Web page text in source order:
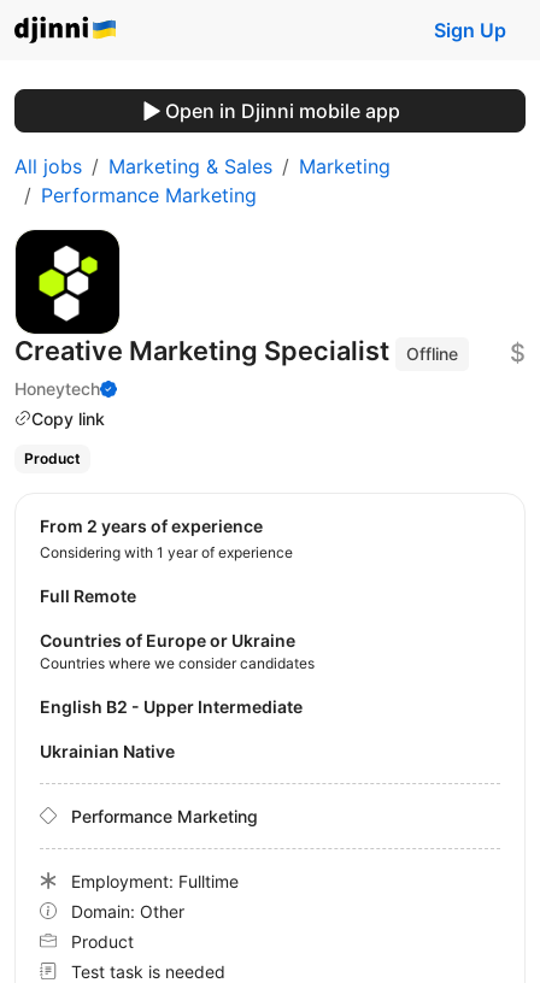
Sign Up
Open in Djinni mobile app
All jobs Marketing & Sales
Marketing
Performance Marketing
Creative Marketing Specialist
Offline
Honeytech
Copy link
$
Product
from 2 years of experience
Considering with 1 year of experience
Full Remote
Countries of Europe or Ukraine
Countries where we consider candidates
English B2 - Upper Intermediate
Ukrainian Native
Performance Marketing
Employment: Fulltime
Domain: Other
Product
Test task is needed